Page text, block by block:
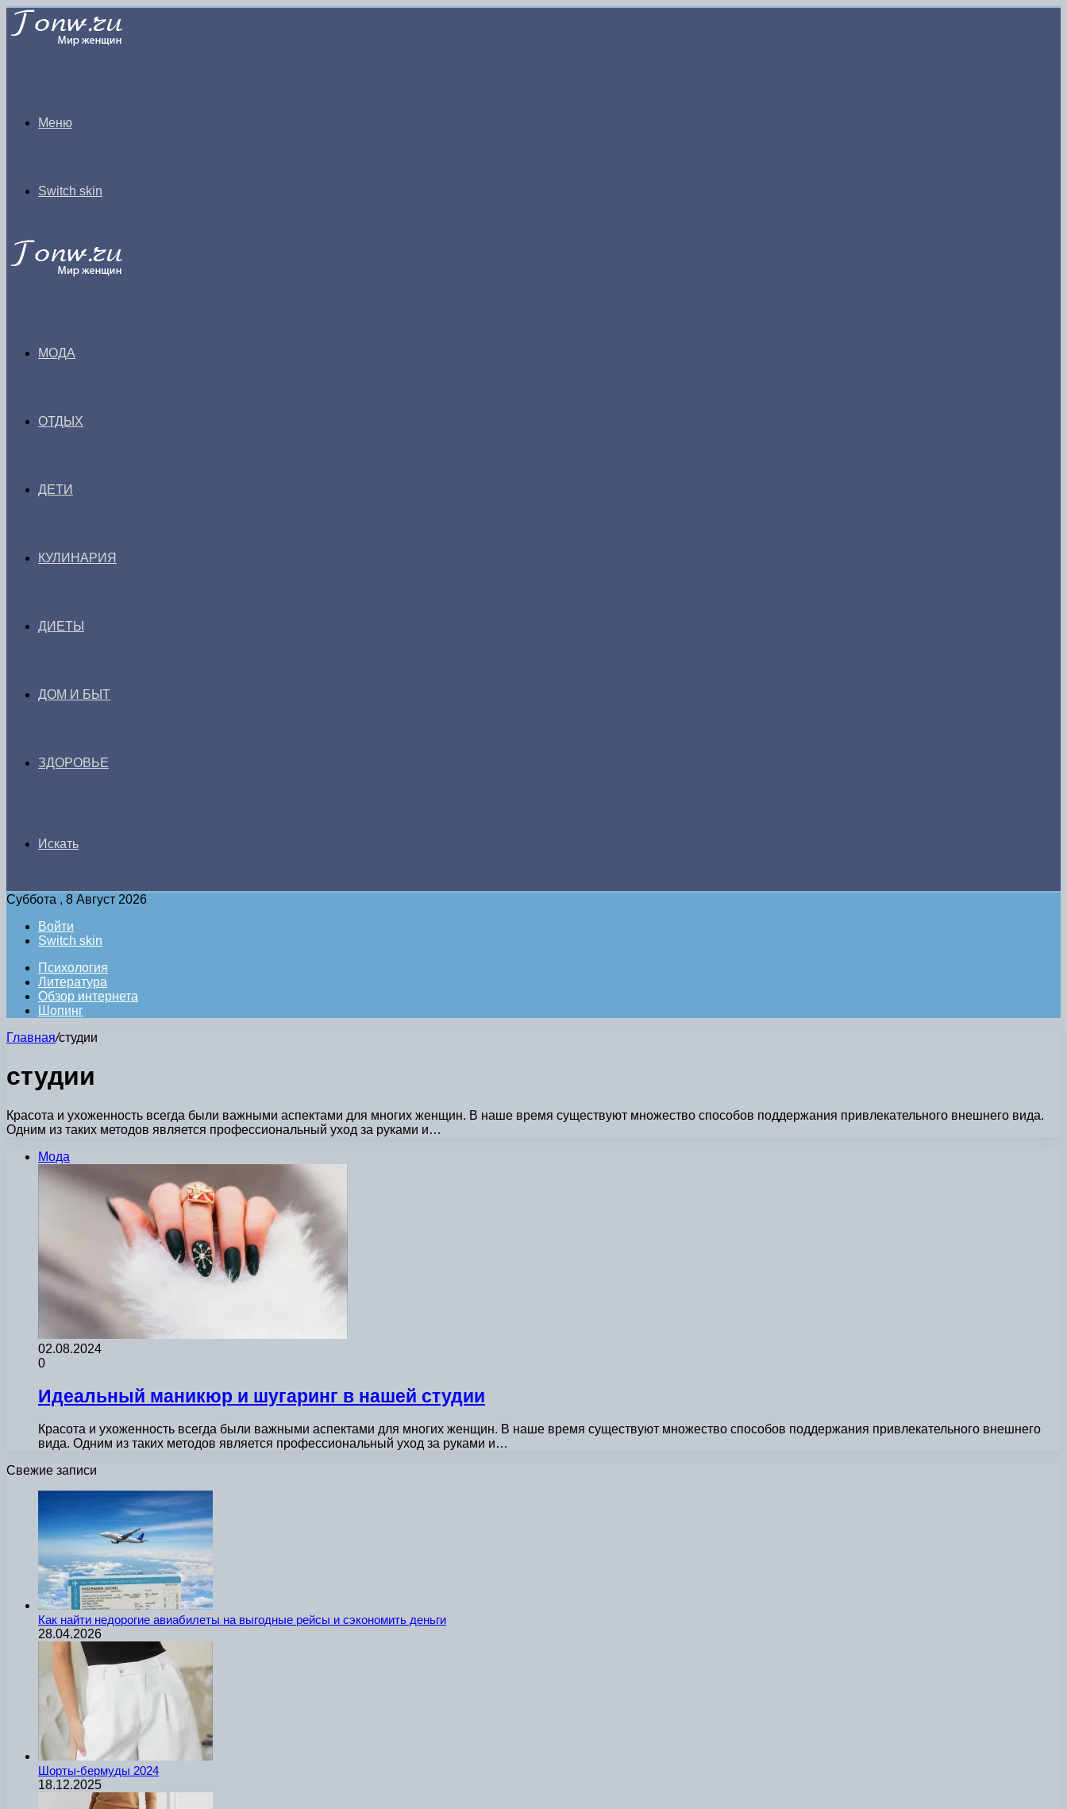
Меню
Switch skin
МОДА
ОТДЫХ
ДЕТИ
КУЛИНАРИЯ
ДИЕТЫ
ДОМ И БЫТ
ЗДОРОВЬЕ
Искать
Суббота , 8 Август 2026
Войти
Switch skin
Психология
Литература
Обзор интернета
Шопинг
Главная/студии
студии
Красота и ухоженность всегда были важными аспектами для многих женщин. В наше время существуют множество способов поддержания привлекательного внешнего вида.
Одним из таких методов является профессиональный уход за руками и…
Мода
02.08.2024
0
Идеальный маникюр и шугаринг в нашей студии
Красота и ухоженность всегда были важными аспектами для многих женщин. В наше время существуют множество способов поддержания привлекательного внешнего
вида. Одним из таких методов является профессиональный уход за руками и…
Свежие записи
Как найти недорогие авиабилеты на выгодные рейсы и сэкономить деньги
28.04.2026
Шорты-бермуды 2024
18.12.2025